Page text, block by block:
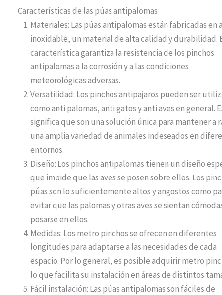
Características de las púas antipalomas
Materiales: Las púas antipalomas están fabricadas en
inoxidable, un material de alta calidad y durabilidad.
característica garantiza la resistencia de los pinchos
antipalomas a la corrosión y a las condiciones
meteorológicas adversas.
Versatilidad: Los pinchos antipajaros pueden ser
como anti palomas, anti gatos y anti aves en general.
significa que son una solución única para mantener a
una amplia variedad de animales indeseados en
entornos.
Diseño: Los pinchos antipalomas tienen un diseño
que impide que las aves se posen sobre ellos. Los
púas son lo suficientemente altos y angostos como
evitar que las palomas y otras aves se sientan
posarse en ellos.
Medidas: Los metro pinchos se ofrecen en diferentes
longitudes para adaptarse a las necesidades de cada
espacio. Por lo general, es posible adquirir metro
lo que facilita su instalación en áreas de distintos
Fácil instalación: Las púas antipalomas son fáciles de